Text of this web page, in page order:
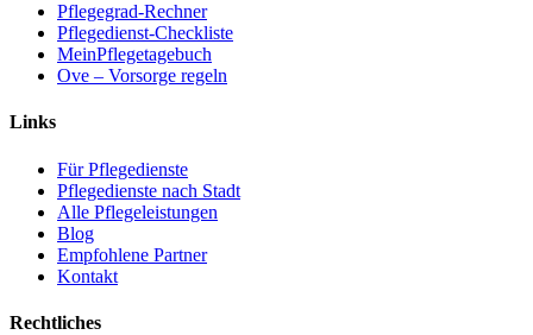
Pflegegrad-Rechner
Pflegedienst-Checkliste
MeinPflegetagebuch
Ove – Vorsorge regeln
Links
Für Pflegedienste
Pflegedienste nach Stadt
Alle Pflegeleistungen
Blog
Empfohlene Partner
Kontakt
Rechtliches